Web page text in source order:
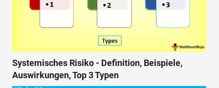
Systemisches Risiko - Definition, Beispiele,
Auswirkungen, Top 3 Typen